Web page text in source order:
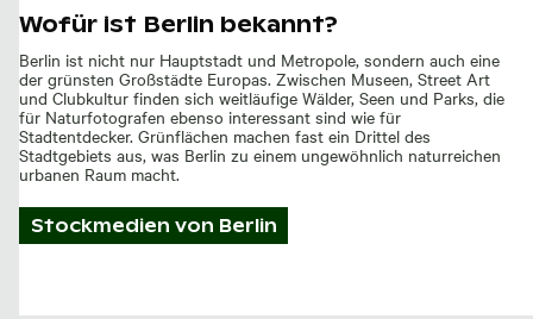
Wofür ist Berlin bekannt?
Berlin ist nicht nur Hauptstadt und Metropole, sondern auch eine
der grünsten Großstädte Europas. Zwischen Museen, Street Art
und Clubkultur finden sich weitläufige Wälder, Seen und Parks, die
für Naturfotografen ebenso interessant sind wie für
Stadtentdecker. Grünflächen machen fast ein Drittel des
Stadtgebiets aus, was Berlin zu einem ungewöhnlich naturreichen
urbanen Raum macht.
Stockmedien von Berlin